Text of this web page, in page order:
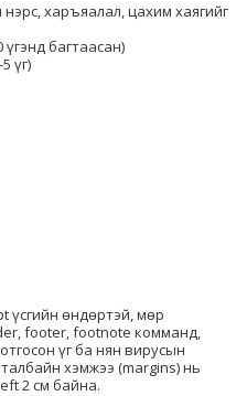
харъяалал, цахим хаягийг
багтаасан)
үг)
үсгийн өндөртэй, мөр
footer, footnote комманд,
үг ба нян вирусын
хэмжээ (margins) нь
2 см байна.